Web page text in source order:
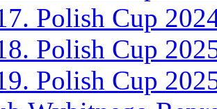
Polish Cup
Polish Cup
Polish Cup